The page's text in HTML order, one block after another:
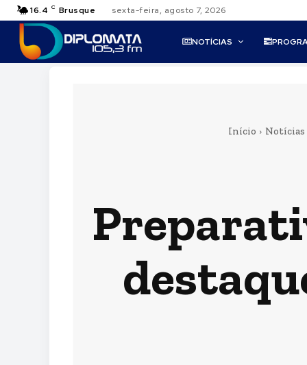
16.4 C Brusque sexta-feira, agosto 7, 2026
NOTÍCIAS
Início Notícias